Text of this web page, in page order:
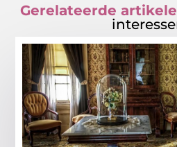
Gerelateerde